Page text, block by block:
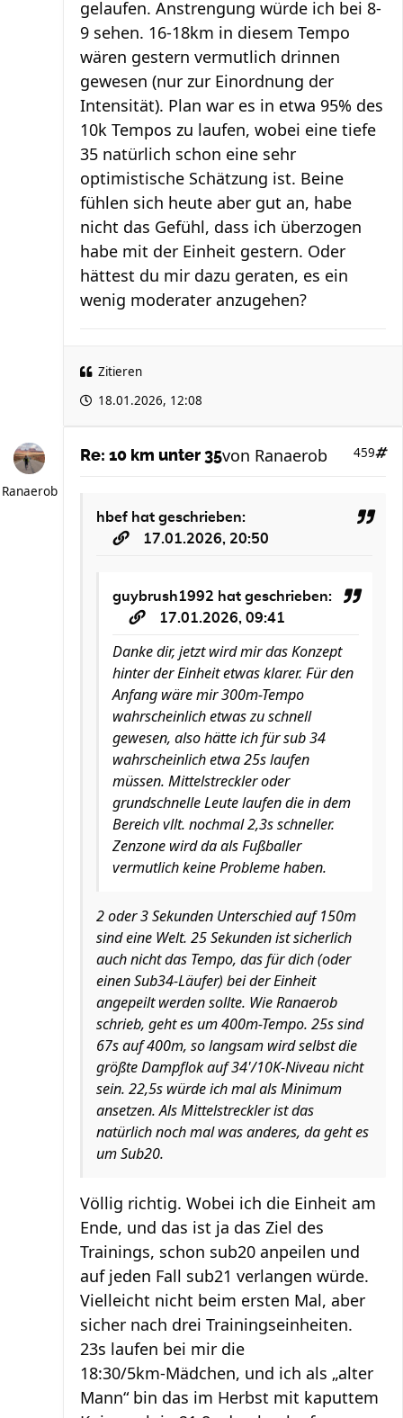
gelaufen. Anstrengung würde ich bei 8-
9 sehen. 16-18km in diesem Tempo
wären gestern vermutlich drinnen
gewesen (nur zur Einordnung der
Intensität). Plan war es in etwa 95% des
10k Tempos zu laufen, wobei eine tiefe
35 natürlich schon eine sehr
optimistische Schätzung ist. Beine
fühlen sich heute aber gut an, habe
nicht das Gefühl, dass ich überzogen
habe mit der Einheit gestern. Oder
hättest du mir dazu geraten, es ein
wenig moderater anzugehen?
Zitieren
18.01.2026, 12:08
Ranaerob
Re: 10 km unter 35 459
von Ranaerob
hbef hat geschrieben:
17.01.2026, 20:50
guybrush1992 hat geschrieben:
17.01.2026, 09:41
Danke dir, jetzt wird mir das Konzept
hinter der Einheit etwas klarer. Für den
Anfang wäre mir 300m-Tempo
wahrscheinlich etwas zu schnell
gewesen, also hätte ich für sub 34
wahrscheinlich etwa 25s laufen
müssen. Mittelstreckler oder
grundschnelle Leute laufen die in dem
Bereich vllt. nochmal 2,3s schneller.
Zenzone wird da als Fußballer
vermutlich keine Probleme haben.
2 oder 3 Sekunden Unterschied auf 150m
sind eine Welt. 25 Sekunden ist sicherlich
auch nicht das Tempo, das für dich (oder
einen Sub34-Läufer) bei der Einheit
angepeilt werden sollte. Wie Ranaerob
schrieb, geht es um 400m-Tempo. 25s sind
67s auf 400m, so langsam wird selbst die
größte Dampflok auf 34'/10K-Niveau nicht
sein. 22,5s würde ich mal als Minimum
ansetzen. Als Mittelstreckler ist das
natürlich noch mal was anderes, da geht es
um Sub20.
Völlig richtig. Wobei ich die Einheit am
Ende, und das ist ja das Ziel des
Trainings, schon sub20 anpeilen und
auf jeden Fall sub21 verlangen würde.
Vielleicht nicht beim ersten Mal, aber
sicher nach drei Trainingseinheiten.
23s laufen bei mir die
18:30/5km‑Mädchen, und ich als „alter
Mann“ bin das im Herbst mit kaputtem